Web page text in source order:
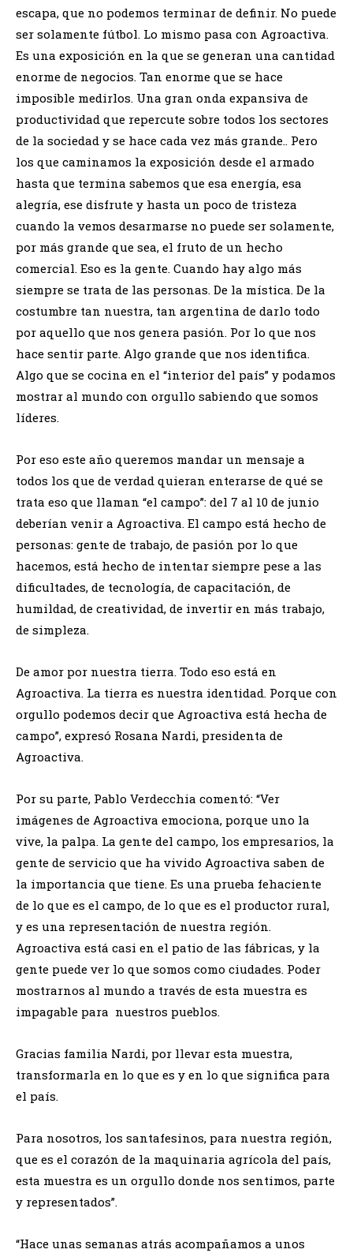
escapa, que no podemos terminar de definir. No puede
ser solamente fútbol. Lo mismo pasa con Agroactiva.
Es una exposición en la que se generan una cantidad
enorme de negocios. Tan enorme que se hace
imposible medirlos. Una gran onda expansiva de
productividad que repercute sobre todos los sectores
de la sociedad y se hace cada vez más grande.. Pero
los que caminamos la exposición desde el armado
hasta que termina sabemos que esa energía, esa
alegría, ese disfrute y hasta un poco de tristeza
cuando la vemos desarmarse no puede ser solamente,
por más grande que sea, el fruto de un hecho
comercial. Eso es la gente. Cuando hay algo más
siempre se trata de las personas. De la mística. De la
costumbre tan nuestra, tan argentina de darlo todo
por aquello que nos genera pasión. Por lo que nos
hace sentir parte. Algo grande que nos identifica.
Algo que se cocina en el “interior del país” y podamos
mostrar al mundo con orgullo sabiendo que somos
líderes.
Por eso este año queremos mandar un mensaje a
todos los que de verdad quieran enterarse de qué se
trata eso que llaman “el campo”: del 7 al 10 de junio
deberían venir a Agroactiva. El campo está hecho de
personas: gente de trabajo, de pasión por lo que
hacemos, está hecho de intentar siempre pese a las
dificultades, de tecnología, de capacitación, de
humildad, de creatividad, de invertir en más trabajo,
de simpleza.
De amor por nuestra tierra. Todo eso está en
Agroactiva. La tierra es nuestra identidad. Porque con
orgullo podemos decir que Agroactiva está hecha de
campo”, expresó Rosana Nardi, presidenta de
Agroactiva.
Por su parte, Pablo Verdecchia comentó: “Ver
imágenes de Agroactiva emociona, porque uno la
vive, la palpa. La gente del campo, los empresarios, la
gente de servicio que ha vivido Agroactiva saben de
la importancia que tiene. Es una prueba fehaciente
de lo que es el campo, de lo que es el productor rural,
y es una representación de nuestra región.
Agroactiva está casi en el patio de las fábricas, y la
gente puede ver lo que somos como ciudades. Poder
mostrarnos al mundo a través de esta muestra es
impagable para nuestros pueblos.
Gracias familia Nardi, por llevar esta muestra,
transformarla en lo que es y en lo que significa para
el país.
Para nosotros, los santafesinos, para nuestra región,
que es el corazón de la maquinaria agrícola del país,
esta muestra es un orgullo donde nos sentimos, parte
y representados”.
“Hace unas semanas atrás acompañamos a unos